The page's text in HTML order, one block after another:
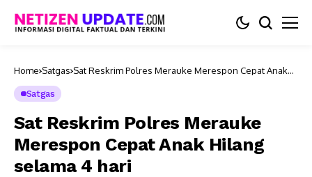
Home Satgas Sat Reskrim Polres Merauke Merespon Cepat Anak
Satgas
Sat Reskrim Polres Merauke
Merespon Cepat Anak Hilang
selama 4 hari